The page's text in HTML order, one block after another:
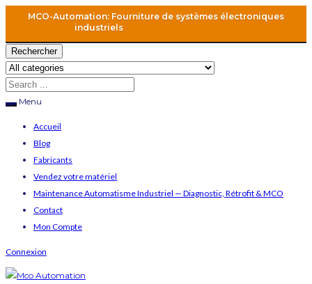
MCO-Automation: Fourniture de systèmes électroniques
industriels
Rechercher
Menu
Accueil
Blog
Fabricants
Vendez votre matériel
Maintenance Automatisme Industriel — Diagnostic, Rétrofit & MCO
Contact
Mon Compte
Connexion